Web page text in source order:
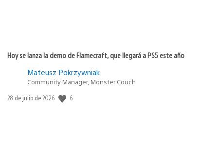
Hoy se lanza la demo de Flamecraft, que llegará a PS5 este año
Mateusz Pokrzywniak
Community Manager, Monster Couch
Fecha
28 de julio de 2026 6